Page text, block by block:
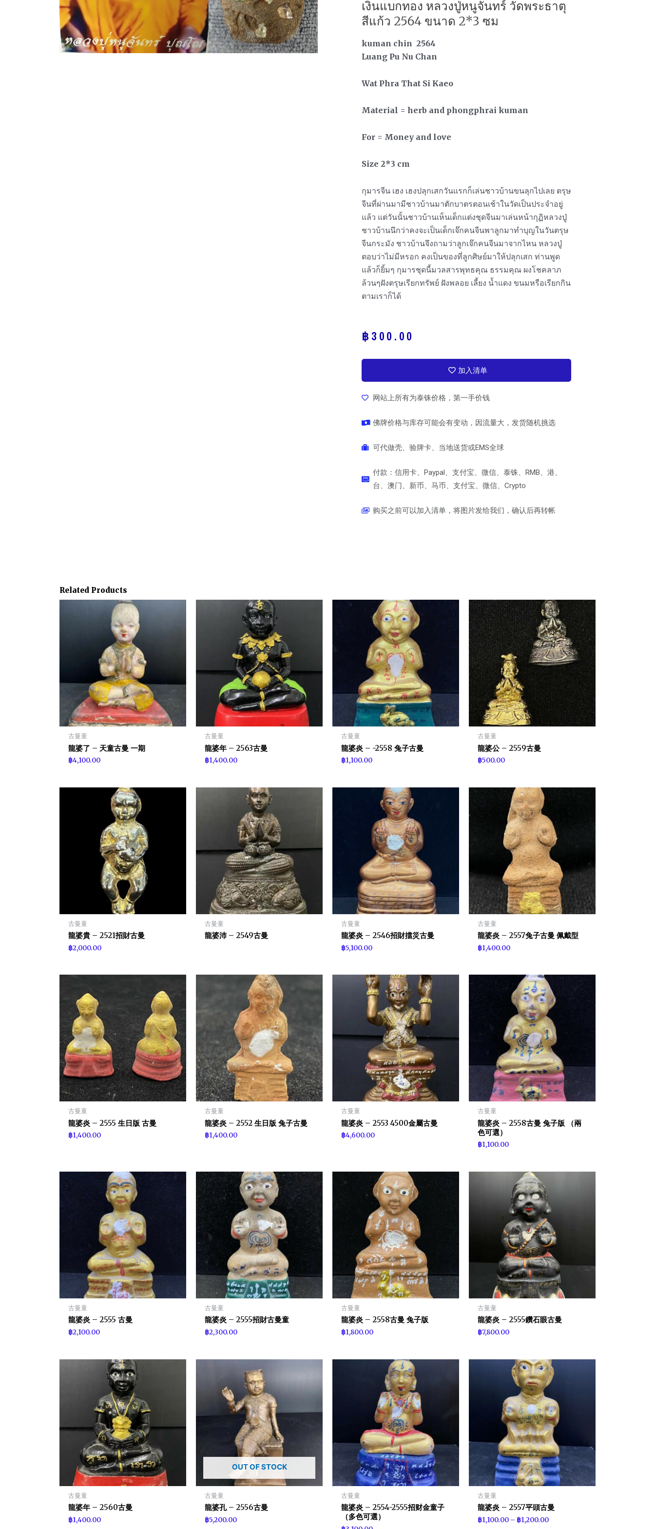
เงินแบกทอง หลวงปู่หนูจันทร์ วัดพระธาตุ
สีแก้ว 2564 ขนาด 2*3 ซม
kuman chin 2564
Luang Pu Nu Chan
Wat Phra That Si Kaeo
Material = herb and phongphrai kuman
For = Money and love
Size 2*3 cm
กุมารจีน เฮง เฮงปลุกเสกวันแรกก็เล่นชาวบ้านขนลุกไปเลย ตรุษ
จีนที่ผ่านมามีชาวบ้านมาตักบาตรตอนเช้าในวัดเป็นประจำอยู่
แล้ว แต่วันนั้นชาวบ้านเห็นเด็กแต่งชุดจีนมาเล่นหน้ากุฏิหลวงปู่
ชาวบ้านนึกว่าคงจะเป็นเด็กเจ๊กคนจีนพาลูกมาทำบุญในวันตรุษ
จีนกระมัง ชาวบ้านจึงถามว่าลูกเจ๊กคนจีนมาจากไหน หลวงปู่
ตอบว่าไม่มีหรอก คงเป็นของที่ลูกศิษย์มาให้ปลุกเสก ท่านพูด
แล้วก็ยิ้มๆ กุมารชุดนี้มวลสารพุทธคุณ ธรรมคุณ ผงโชคลาภ
ล้วนๆฝังตรุษเรียกทรัพย์ ฝังพลอย เลี้ยง น้ำแดง ขนมหรือเรียกกิน
ตามเราก็ได้
฿ 300.00
加入清单
网站上所有为泰铢价格，第一手价钱
佛牌价格与库存可能会有变动，因流量大，发货随机挑选
可代做壳、验牌卡、当地送货或EMS全球
付款：信用卡、Paypal、支付宝、微信、泰铢、RMB、港、
台、澳门、新币、马币、支付宝、微信、Crypto
购买之前可以加入清单，将图片发给我们，确认后再转帐
Related Products
古曼童
龍婆了 – 天童古曼 一期
฿4,100.00
古曼童
龍婆年 – 2563古曼
฿1,400.00
古曼童
龍婆炎 – -2558 兔子古曼
฿1,100.00
古曼童
龍婆公 – 2559古曼
฿500.00
古曼童
龍婆貴 – 2521招財古曼
฿2,000.00
古曼童
龍婆沛 – 2549古曼
古曼童
龍婆炎 – 2546招財擋災古曼
฿5,100.00
古曼童
龍婆炎 – 2557兔子古曼 佩戴型
฿1,400.00
古曼童
龍婆炎 – 2555 生日版 古曼
฿1,400.00
古曼童
龍婆炎 – 2552 生日版 兔子古曼
฿1,400.00
古曼童
龍婆炎 – 2553 4500金屬古曼
฿4,600.00
古曼童
龍婆炎 – 2558古曼 兔子版 （兩
色可選）
฿1,100.00
古曼童
龍婆炎 – 2555 古曼
฿2,100.00
古曼童
龍婆炎 – 2555招財古曼童
฿2,300.00
古曼童
龍婆炎 – 2558古曼 兔子版
฿1,800.00
古曼童
龍婆炎 – 2555鑽石眼古曼
฿7,800.00
古曼童
龍婆年 – 2560古曼
฿1,400.00
OUT OF STOCK
古曼童
龍婆孔 – 2556古曼
฿5,200.00
古曼童
龍婆炎 – 2554-2555招财金童子
（多色可選）
古曼童
龍婆炎 – 2557平頭古曼
฿1,100.00 – ฿1,200.00